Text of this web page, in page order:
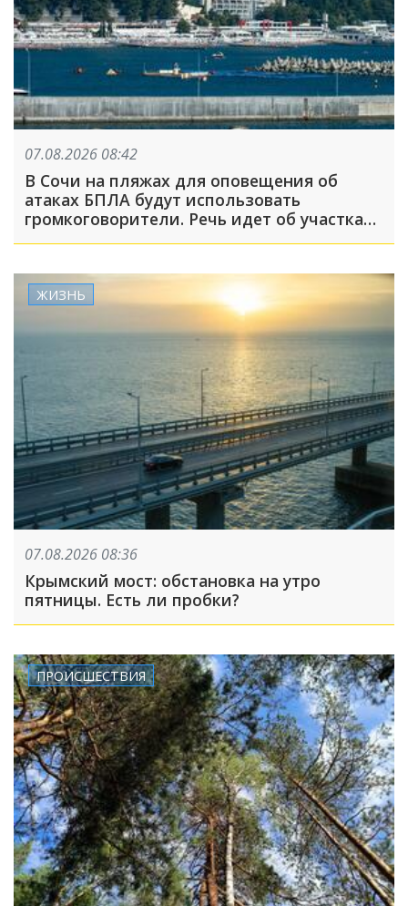
07.08.2026 08:42
В Сочи на пляжах для оповещения об
атаках БПЛА будут использовать
громкоговорители. Речь идет об участках,
ЖИЗНЬ
07.08.2026 08:36
Крымский мост: обстановка на утро
пятницы. Есть ли пробки?
ПРОИСШЕСТВИЯ